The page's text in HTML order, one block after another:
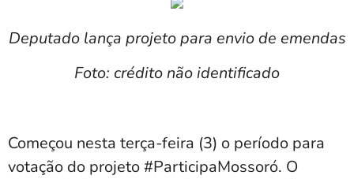
Deputado lança projeto para envio de emendas
Foto: crédito não identificado
Começou nesta terça-feira (3) o período para
votação do projeto #ParticipaMossoró. O